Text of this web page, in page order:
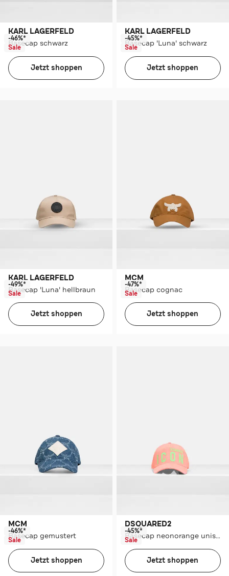
KARL LAGERFELD
Basecap schwarz
-46%*
Sale
Jetzt shoppen
KARL LAGERFELD
Basecap 'Luna' schwarz
-45%*
Sale
Jetzt shoppen
KARL LAGERFELD
Basecap 'Luna' hellbraun
-49%*
Sale
Jetzt shoppen
MCM
Basecap cognac
-47%*
Sale
Jetzt shoppen
MCM
Basecap gemustert
-46%*
Sale
Jetzt shoppen
DSQUARED2
Basecap neonorange unisex
-45%*
Sale
Jetzt shoppen